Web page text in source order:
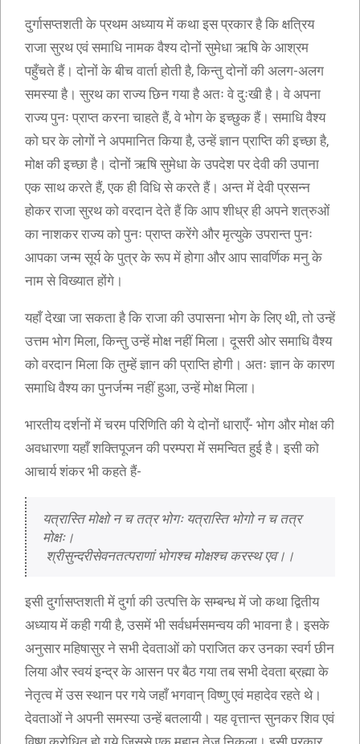
दुर्गासप्तशती के प्रथम अध्याय में कथा इस प्रकार है कि क्षत्रिय
राजा सुरथ एवं समाधि नामक वैश्य दोनों सुमेधा ऋषि के आश्रम
पहुँचते हैं। दोनों के बीच वार्ता होती है, किन्तु दोनों की अलग-अलग
समस्या है। सुरथ का राज्य छिन गया है अतः वे दुःखी है। वे अपना
राज्य पुनः प्राप्त करना चाहते हैं, वे भोग के इच्छुक हैं। समाधि वैश्य
को घर के लोगों ने अपमानित किया है, उन्हें ज्ञान प्राप्ति की इच्छा है,
मोक्ष की इच्छा है। दोनों ऋषि सुमेधा के उपदेश पर देवी की उपाना
एक साथ करते हैं, एक ही विधि से करते हैं। अन्त में देवी प्रसन्न
होकर राजा सुरथ को वरदान देते हैं कि आप शीध्र ही अपने शत्रुओं
का नाशकर राज्य को पुनः प्राप्त करेंगे और मृत्युके उपरान्त पुनः
आपका जन्म सूर्य के पुत्र के रूप में होगा और आप सावर्णिक मनु के
नाम से विख्यात होंगे।
यहाँ देखा जा सकता है कि राजा की उपासना भोग के लिए थी, तो उन्हें
उत्तम भोग मिला, किन्तु उन्हें मोक्ष नहीं मिला। दूसरी ओर समाधि वैश्य
को वरदान मिला कि तुम्हें ज्ञान की प्राप्ति होगी। अतः ज्ञान के कारण
समाधि वैश्य का पुनर्जन्म नहीं हुआ, उन्हें मोक्ष मिला।
भारतीय दर्शनों में चरम परिणिति की ये दोनों धाराएँ- भोग और मोक्ष की
अवधारणा यहाँ शक्तिपूजन की परम्परा में समन्वित हुई है। इसी को
आचार्य शंकर भी कहते हैं-
यत्रास्ति मोक्षो न च तत्र भोगः यत्रास्ति भोगो न च तत्र
मोक्षः।
श्रीसुन्दरीसेवनतत्पराणां भोगश्च मोक्षश्च करस्थ एव।।
इसी दुर्गासप्तशती में दुर्गा की उत्पत्ति के सम्बन्ध में जो कथा द्वितीय
अध्याय में कही गयी है, उसमें भी सर्वधर्मसमन्वय की भावना है। इसके
अनुसार महिषासुर ने सभी देवताओं को पराजित कर उनका स्वर्ग छीन
लिया और स्वयं इन्द्र के आसन पर बैठ गया तब सभी देवता ब्रह्मा के
नेतृत्व में उस स्थान पर गये जहाँ भगवान् विष्णु एवं महादेव रहते थे।
देवताओं ने अपनी समस्या उन्हें बतलायी। यह वृत्तान्त सुनकर शिव एवं